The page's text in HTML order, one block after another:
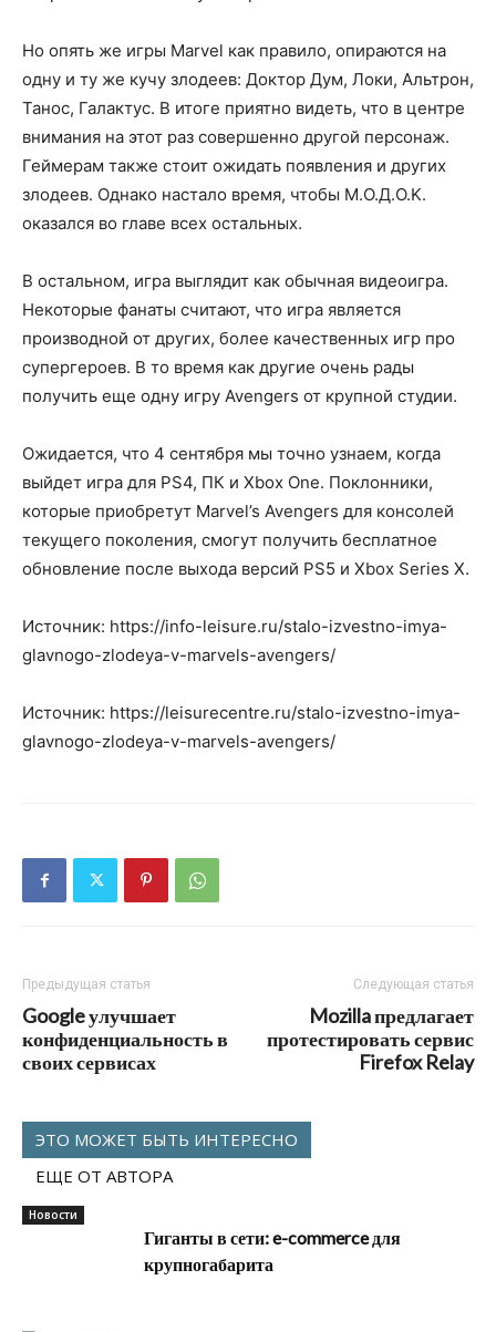
Но опять же игры Marvel как правило, опираются на
одну и ту же кучу злодеев: Доктор Дум, Локи, Альтрон,
Танос, Галактус. В итоге приятно видеть, что в центре
внимания на этот раз совершенно другой персонаж.
Геймерам также стоит ожидать появления и других
злодеев. Однако настало время, чтобы M.O.Д.O.K.
оказался во главе всех остальных.
В остальном, игра выглядит как обычная видеоигра.
Некоторые фанаты считают, что игра является
производной от других, более качественных игр про
супергероев. В то время как другие очень рады
получить еще одну игру Avengers от крупной студии.
Ожидается, что 4 сентября мы точно узнаем, когда
выйдет игра для PS4, ПК и Xbox One. Поклонники,
которые приобретут Marvel’s Avengers для консолей
текущего поколения, смогут получить бесплатное
обновление после выхода версий PS5 и Xbox Series X.
Источник: https://info-leisure.ru/stalo-izvestno-imya-
glavnogo-zlodeya-v-marvels-avengers/
Источник: https://leisurecentre.ru/stalo-izvestno-imya-
glavnogo-zlodeya-v-marvels-avengers/
Предыдущая статья
Google улучшает
конфиденциальность в
своих сервисах
Следующая статья
Mozilla предлагает
протестировать сервис
Firefox Relay
ЭТО МОЖЕТ БЫТЬ ИНТЕРЕСНО
ЕЩЕ ОТ АВТОРА
Новости
Гиганты в сети: e-commerce для
крупногабарита